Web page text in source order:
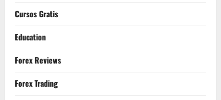
Cursos Gratis
Education
Forex Reviews
Forex Trading